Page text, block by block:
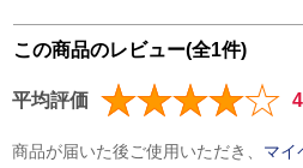
この商品のレビュー(全1件)
平均評価
商品が届いた後ご使用いただき、 マイ